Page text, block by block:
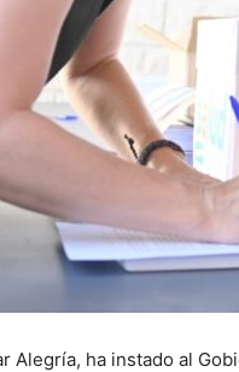
Alegría, ha instado al